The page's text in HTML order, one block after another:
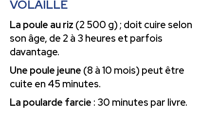
VOLAILLE
La poule au riz (2 500 g) ; doit cuire selon
son âge, de 2 à 3 heures et parfois
davantage.
Une poule jeune (8 à 10 mois) peut être
cuite en 45 minutes.
La poularde farcie : 30 minutes par livre.